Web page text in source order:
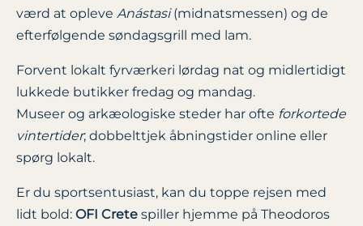
værd at opleve Anástasi(midnatsmessen) og de
efterfølgende søndagsgrill med lam.
Forvent lokalt fyrværkeri lørdag nat og midlertidigt
lukkede butikker fredag og mandag.
Museer og arkæologiske steder har ofte forkortede
vintertider; dobbelttjek åbningstider online eller
spørg lokalt.
Er du sportsentusiast, kan du toppe rejsen med
lidt bold: OFI Crete spiller hjemme på Theodoros